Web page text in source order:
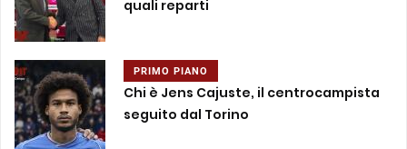
quali reparti
PRIMO PIANO
Chi è Jens Cajuste, il centrocampista
seguito dal Torino